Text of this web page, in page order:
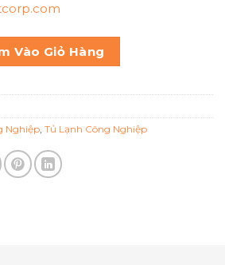
inox RT-186MA-S-ML số lượng
Vào Giỏ Hàng
Nghiệp Tủ Lạnh Công Nghiệp